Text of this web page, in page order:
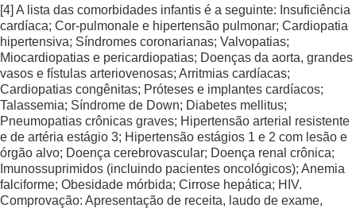
[4] A lista das comorbidades infantis é a seguinte: Insuficiência
cardíaca; Cor-pulmonale e hipertensão pulmonar; Cardiopatia
hipertensiva; Síndromes coronarianas; Valvopatias;
Miocardiopatias e pericardiopatias; Doenças da aorta, grandes
vasos e fístulas arteriovenosas; Arritmias cardíacas;
Cardiopatias congênitas; Próteses e implantes cardíacos;
Talassemia; Síndrome de Down; Diabetes mellitus;
Pneumopatias crônicas graves; Hipertensão arterial resistente
e de artéria estágio 3; Hipertensão estágios 1 e 2 com lesão e
órgão alvo; Doença cerebrovascular; Doença renal crônica;
Imunossuprimidos (incluindo pacientes oncológicos); Anemia
falciforme; Obesidade mórbida; Cirrose hepática; HIV.
Comprovação: Apresentação de receita, laudo de exame,